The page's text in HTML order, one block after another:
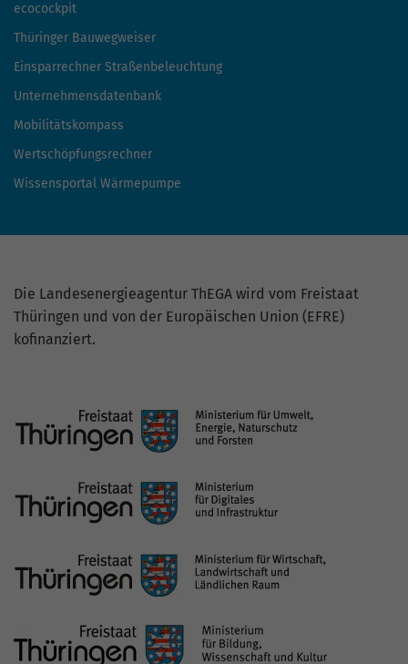
ecocockpit
Thüringer Bauwegweiser
Einsparrechner Straßenbeleuchtung
Unternehmensdatenbank
Mobilitätskompass
Wertschöpfungsrechner
Wissensportal Wärmepumpe
Die Landesenergieagentur ThEGA wird vom Freistaat
Thüringen und von der Europäischen Union (EFRE)
kofinanziert.